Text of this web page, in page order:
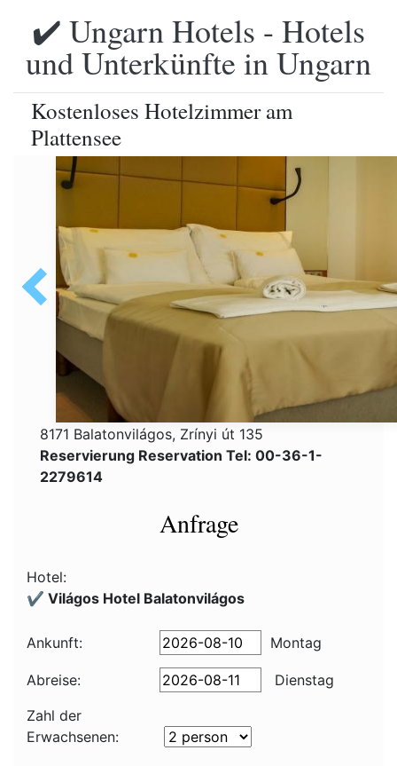
✔️ Ungarn Hotels - Hotels
und Unterkünfte in Ungarn
Kostenloses Hotelzimmer am
Plattensee
8171 Balatonvilágos, Zrínyi út 135
Reservierung Reservation Tel: 00-36-1-
2279614
Anfrage
Hotel:
✔️ Világos Hotel Balatonvilágos
Ankunft: Montag
Abreise:
Dienstag
Zahl der
Erwachsenen: